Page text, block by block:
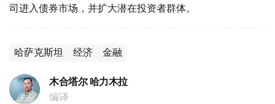
司进入债券市场，并扩大潜在投资者群体。
哈萨克斯坦 经济 金融
木合塔尔 哈力木拉
编译